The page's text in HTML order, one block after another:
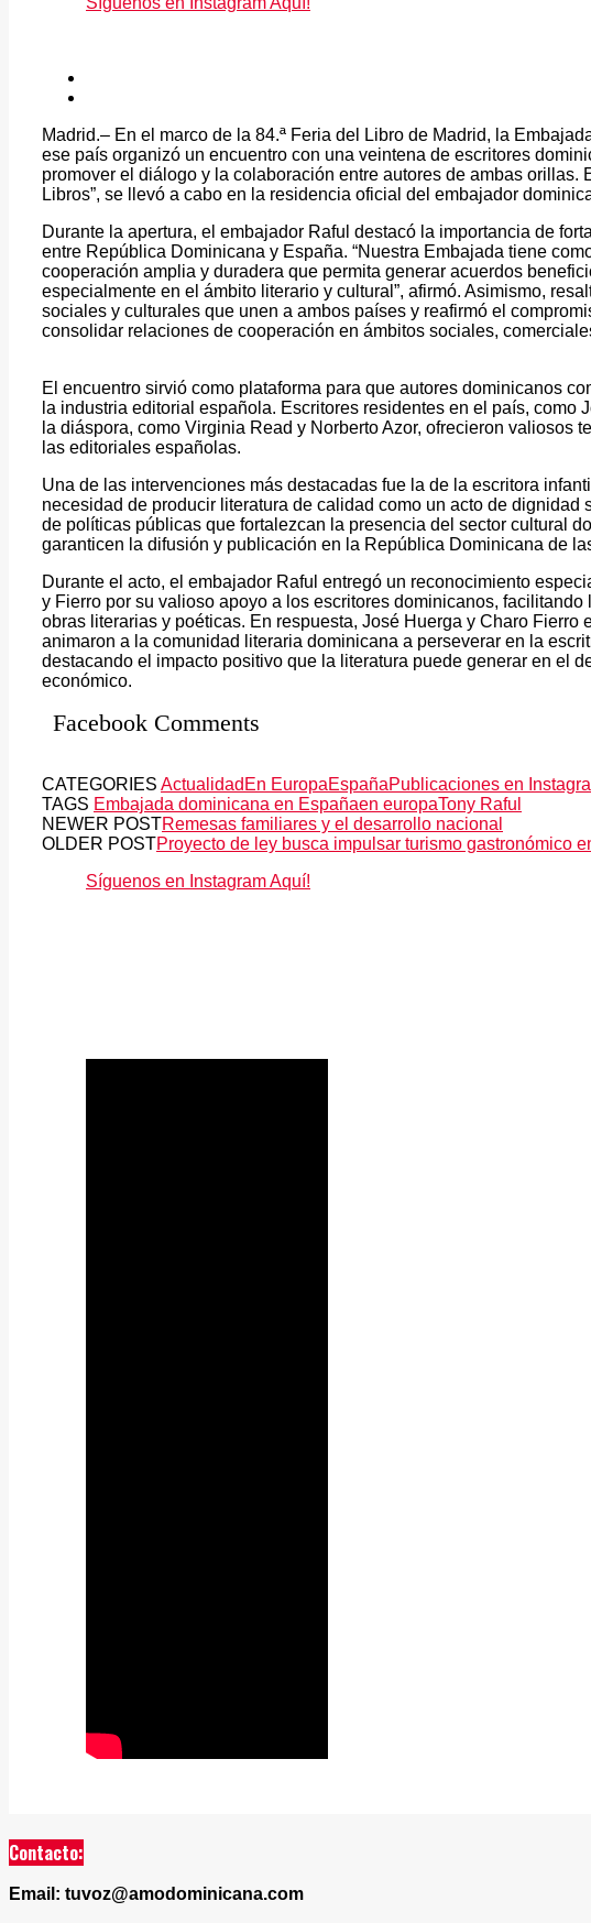
Madrid.– En el marco de la 84.ª Feria del Libro de Madrid, la
ese país organizó un encuentro con una veintena de escritores
promover el diálogo y la colaboración entre autores de ambas orillas.
Libros”, se llevó a cabo en la residencia oficial del embajador
Durante la apertura, el embajador Raful destacó la importancia de
entre República Dominicana y España. “Nuestra Embajada tiene
cooperación amplia y duradera que permita generar acuerdos
especialmente en el ámbito literario y cultural”, afirmó. Asimismo,
sociales y culturales que unen a ambos países y reafirmó el
consolidar relaciones de cooperación en ámbitos sociales,
El encuentro sirvió como plataforma para que autores dominicanos
la industria editorial española. Escritores residentes en el país, como
la diáspora, como Virginia Read y Norberto Azor, ofrecieron valiosos
las editoriales españolas.
Una de las intervenciones más destacadas fue la de la escritora
necesidad de producir literatura de calidad como un acto de dignidad
de políticas públicas que fortalezcan la presencia del sector cultural
garanticen la difusión y publicación en la República Dominicana de
Durante el acto, el embajador Raful entregó un reconocimiento
y Fierro por su valioso apoyo a los escritores dominicanos,
obras literarias y poéticas. En respuesta, José Huerga y Charo Fierro
animaron a la comunidad literaria dominicana a perseverar en la
destacando el impacto positivo que la literatura puede generar en el
económico.
Facebook Comments
CATEGORIES Actualidad En EuropaEspañaPublicaciones en
TAGS Embajada dominicana en Españaen europaTony Raful
NEWER POSTRemesas familiares y el desarrollo nacional
OLDER POSTProyecto de ley busca impulsar turismo gastronómico
Síguenos en Instagram Aquí!
Contacto:
Email: tuvoz@amodominicana.com